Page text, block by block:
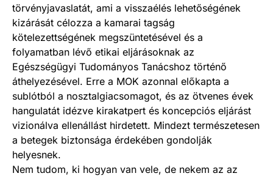
törvényjavaslatát, ami a visszaélés lehetőségének
kizárását célozza a kamarai tagság
kötelezettségének megszüntetésével és a
folyamatban lévő etikai eljárásoknak az
Egészségügyi Tudományos Tanácshoz történő
áthelyezésével. Erre a MOK azonnal előkapta a
sublótból a nosztalgiacsomagot, és az ötvenes évek
hangulatát idézve kirakatpert és koncepciós eljárást
vizio­nálva ellenállást hirdetett. Mindezt természetesen
a betegek biztonsága érdekében gondolják
helyesnek.
Nem tudom, ki hogyan van vele, de nekem az az